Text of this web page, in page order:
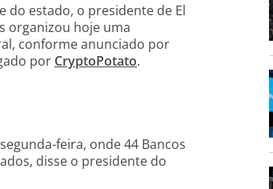
do estado, o presidente de El
organizou hoje uma
conforme anunciado por
por CryptoPotato.
feira, onde 44 Bancos
disse o presidente do